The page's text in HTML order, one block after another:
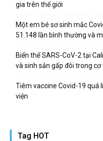
gia trên thế giới
Một em bé sơ sinh mắc
51.148 lần bình thường và
Biến thể SARS-CoV-2 tại
và sinh sản gấp đôi trong cơ
Tiêm vaccine Covid-19 quá
viện
Tag HOT